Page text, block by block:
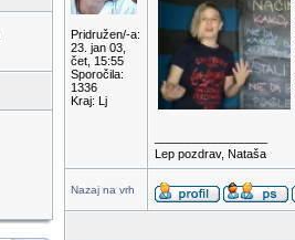
Pridružen/-a:
23. jan 03,
čet, 15:55
Sporočila:
1336
Kraj: Lj
Lep pozdrav, Nataša
Nazaj na vrh